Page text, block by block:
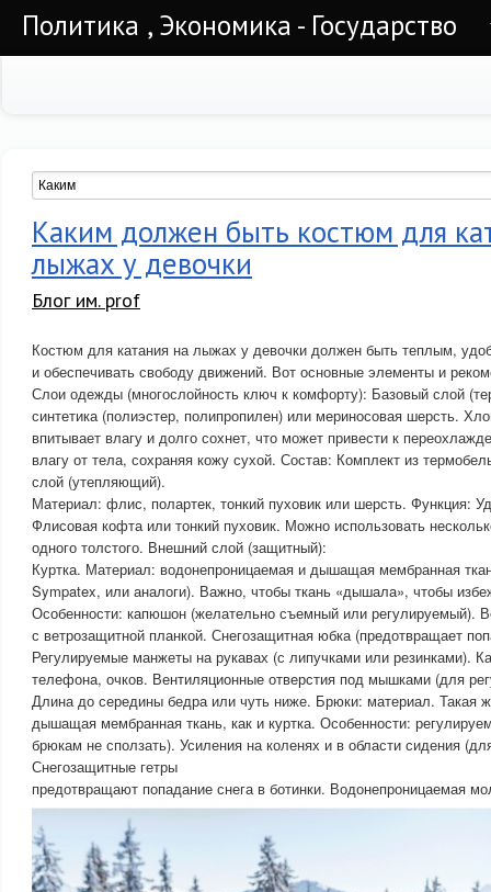
Политика , Экономика - Государство
Каким должен быть костюм для
лыжах у девочки
Блог им. prof
Костюм для катания на лыжах у девочки должен быть теплым,
и обеспечивать свободу движений. Вот основные элементы и
Слои одежды (многослойность ключ к комфорту): Базовый слой
синтетика (полиэстер, полипропилен) или мериносовая шерсть.
впитывает влагу и долго сохнет, что может привести к
влагу от тела, сохраняя кожу сухой. Состав: Комплект из
слой (утепляющий).
Материал: флис, полартек, тонкий пуховик или шерсть. Функция:
Флисовая кофта или тонкий пуховик. Можно использовать
одного толстого. Внешний слой (защитный):
Куртка. Материал: водонепроницаемая и дышащая мембранная
Sympatex, или аналоги). Важно, чтобы ткань «дышала», чтобы
Особенности: капюшон (желательно съемный или регулируемый).
с ветрозащитной планкой. Снегозащитная юбка (предотвращает
Регулируемые манжеты на рукавах (с липучками или резинками).
телефона, очков. Вентиляционные отверстия под мышками (для
Длина до середины бедра или чуть ниже. Брюки: материал. Такая
дышащая мембранная ткань, как и куртка. Особенности:
брюкам не сползать). Усиления на коленях и в области сидения
Снегозащитные гетры
предотвращают попадание снега в ботинки. Водонепроницаемая